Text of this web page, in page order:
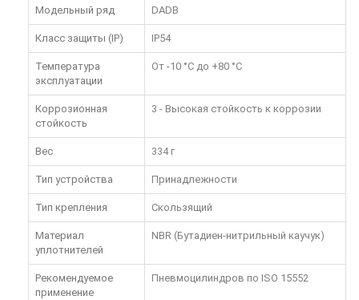
Модельный ряд DADB
Класс защиты (IP) IP54
Температура
эксплуатации
От -10 °C до +80 °C
Коррозионная
стойкость
3 - Высокая стойкость к коррозии
Вес 334 г
Тип устройства Принадлежности
Тип крепления Скользящий
Материал
уплотнителей
NBR (Бутадиен-нитрильный каучук)
Рекомендуемое
применение
Пневмоцилиндров по ISO 15552